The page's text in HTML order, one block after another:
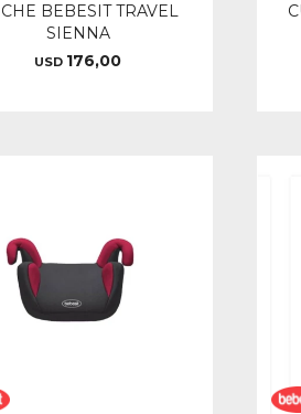
BEBESIT TRAVEL
SIENNA
USD 176,00